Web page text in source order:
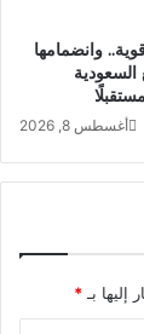
وانضمامها
السعودية
أغسطس 8, 2026
إليها بـ *